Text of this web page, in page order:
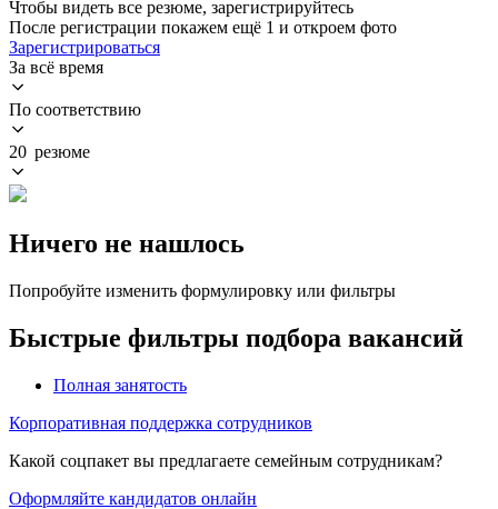
Чтобы видеть все резюме, зарегистрируйтесь
После регистрации покажем ещё 1 и откроем фото
Зарегистрироваться
За всё время
По соответствию
20 резюме
Ничего не нашлось
Попробуйте изменить формулировку или фильтры
Быстрые фильтры подбора вакансий
Полная занятость
Корпоративная поддержка сотрудников
Какой соцпакет вы предлагаете семейным сотрудникам?
Оформляйте кандидатов онлайн